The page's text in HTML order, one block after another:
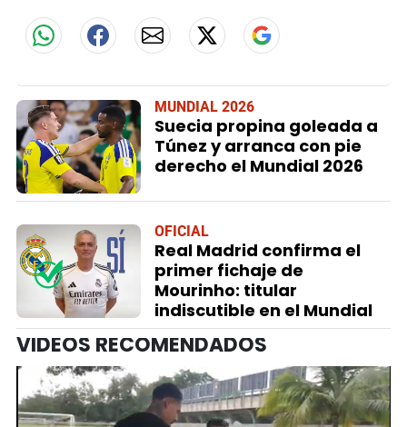
MUNDIAL 2026
Suecia propina goleada a
Túnez y arranca con pie
derecho el Mundial 2026
OFICIAL
Real Madrid confirma el
primer fichaje de
Mourinho: titular
indiscutible en el Mundial
VIDEOS RECOMENDADOS